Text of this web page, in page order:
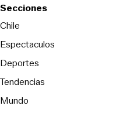
Secciones
Chile
Espectaculos
Deportes
Tendencias
Mundo